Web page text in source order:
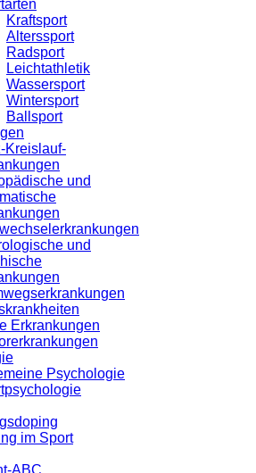
Kraftsport
Alterssport
Radsport
Leichtathletik
Wassersport
Wintersport
Ballsport
Kreislauf-
und
und
Erkrankungen
Psychologie
im Sport
ABC